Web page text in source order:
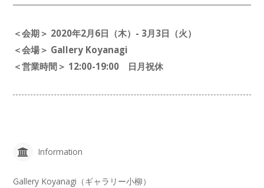
＜会期＞ 2020年2月6日（木）- 3月3日（火）
＜会場＞ Gallery Koyanagi
＜営業時間＞ 12:00-19:00 日月祝休
Information
Gallery Koyanagi（ギャラリー小柳）